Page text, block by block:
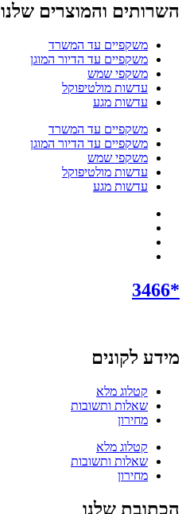
השרותים והמוצרים שלנו
משקפיים עד המשרד
משקפיים עד הדיור המוגן
משקפי שמש
עדשות מולטיפוקל
עדשות מגע
משקפיים עד המשרד
משקפיים עד הדיור המוגן
משקפי שמש
עדשות מולטיפוקל
עדשות מגע
*3466
מידע לקונים
קטלוג מלא
שאלות ותשובות
מחירון
קטלוג מלא
שאלות ותשובות
מחירון
הכתובת שלנו